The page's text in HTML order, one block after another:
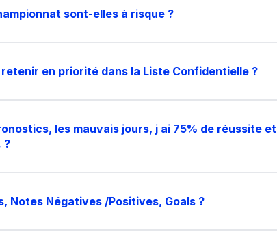
sont-elles à risque ?
en priorité dans la Liste Confidentielle ?
les mauvais jours, j ai 75% de réussite et
?
Notes Négatives /Positives, Goals ?